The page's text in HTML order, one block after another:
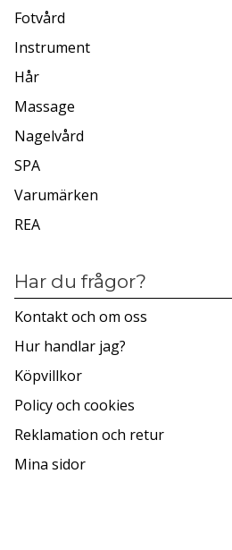
Fotvård
Instrument
Hår
Massage
Nagelvård
SPA
Varumärken
REA
Har du frågor?
Kontakt och om oss
Hur handlar jag?
Köpvillkor
Policy och cookies
Reklamation och retur
Mina sidor